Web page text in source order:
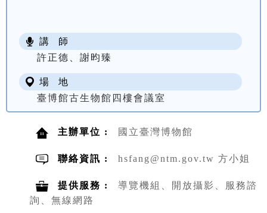
講 師
許正德、謝昀臻
場 地
臺博館古生物館四樓會議室
主辦單位 : 國立臺灣博物館
聯絡資訊 : hsfang@ntm.gov.tw 方小姐
提供服務 :
導覽機組、開放攝影、服務諮
詢、無線網路